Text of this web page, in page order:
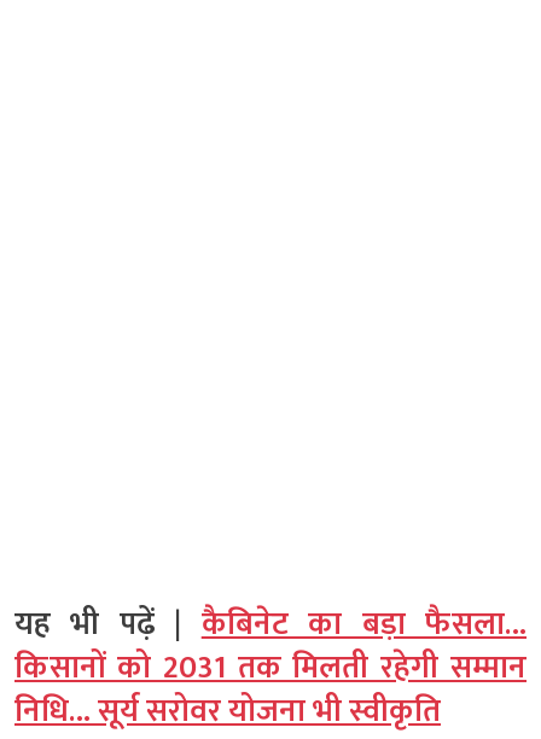
यह भी पढ़ें |कैबिनेट का बड़ा फैसला…
किसानों को 2031 तक मिलती रहेगी सम्मान
निधि… सूर्य सरोवर योजना भी स्वीकृति